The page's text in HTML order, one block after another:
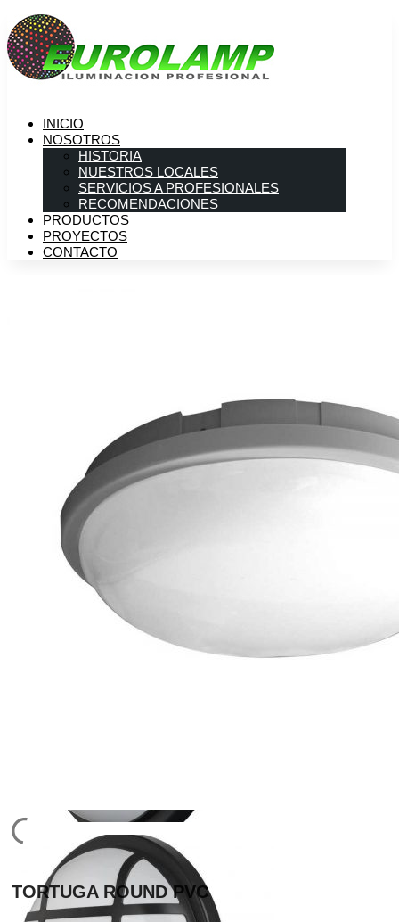
INICIO
NOSOTROS
HISTORIA
NUESTROS LOCALES
SERVICIOS A PROFESIONALES
RECOMENDACIONES
PRODUCTOS
PROYECTOS
CONTACTO
TORTUGA ROUND PVC